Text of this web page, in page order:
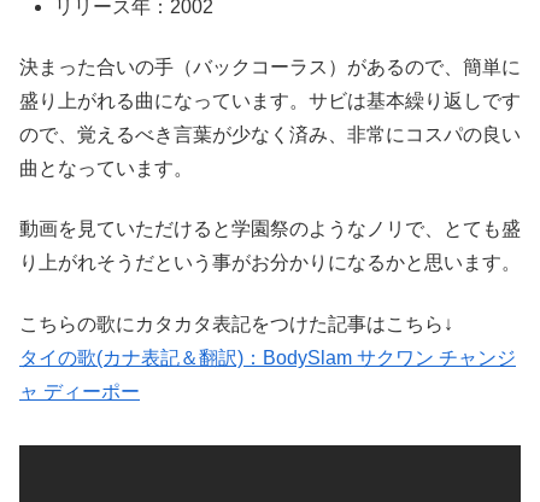
リリース年：2002
決まった合いの手（バックコーラス）があるので、簡単に
盛り上がれる曲になっています。 サビは基本繰り返しです
ので、 覚えるべき言葉が少なく済み、非常にコスパの良い
曲となっています。
動画を見ていただけると学園祭のようなノリで、とても盛
り上がれそうだという事がお分かりになるかと思います。
こちらの歌にカタカタ表記をつけた記事はこちら↓
タイの歌(カナ表記＆翻訳)：BodySlam サクワン チャンジ
ャ ディーポー